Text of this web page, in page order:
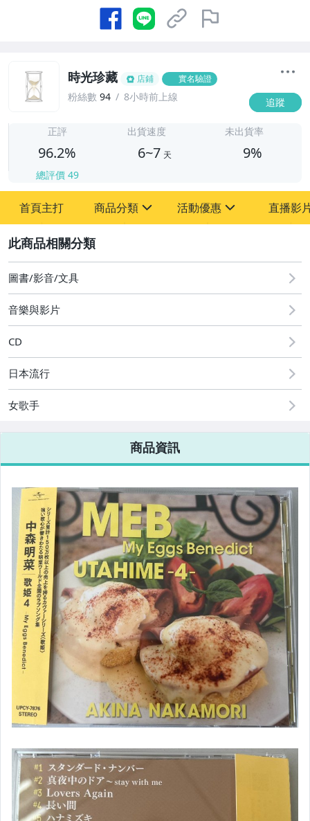
時光珍藏 店鋪 實名驗證
粉絲數 94 8小時前上線 追蹤
正評
96.2%
總評價 49
出貨速度
6~7 天
未出貨率
9%
首頁主打 商品分類
其它
活動優惠
[全店] 粉絲專享
[全店] 週年慶
直播影
圖書/影音/文具
音樂與影片
CD
日本流行
女歌手
商品資訊